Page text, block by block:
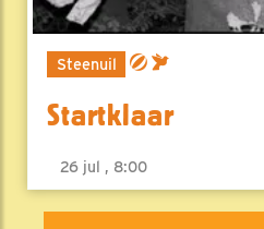
Steenuil
Startklaar
26 jul , 8:00